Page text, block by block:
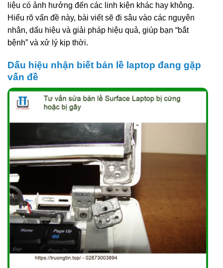
liệu có ảnh hưởng đến các linh kiện khác hay không.
Hiểu rõ vấn đề này, bài viết sẽ đi sâu vào các nguyên
nhân, dấu hiệu và giải pháp hiệu quả, giúp bạn “bắt
bệnh” và xử lý kịp thời.
Dấu hiệu nhận biết bản lề laptop đang gặp
vấn đề